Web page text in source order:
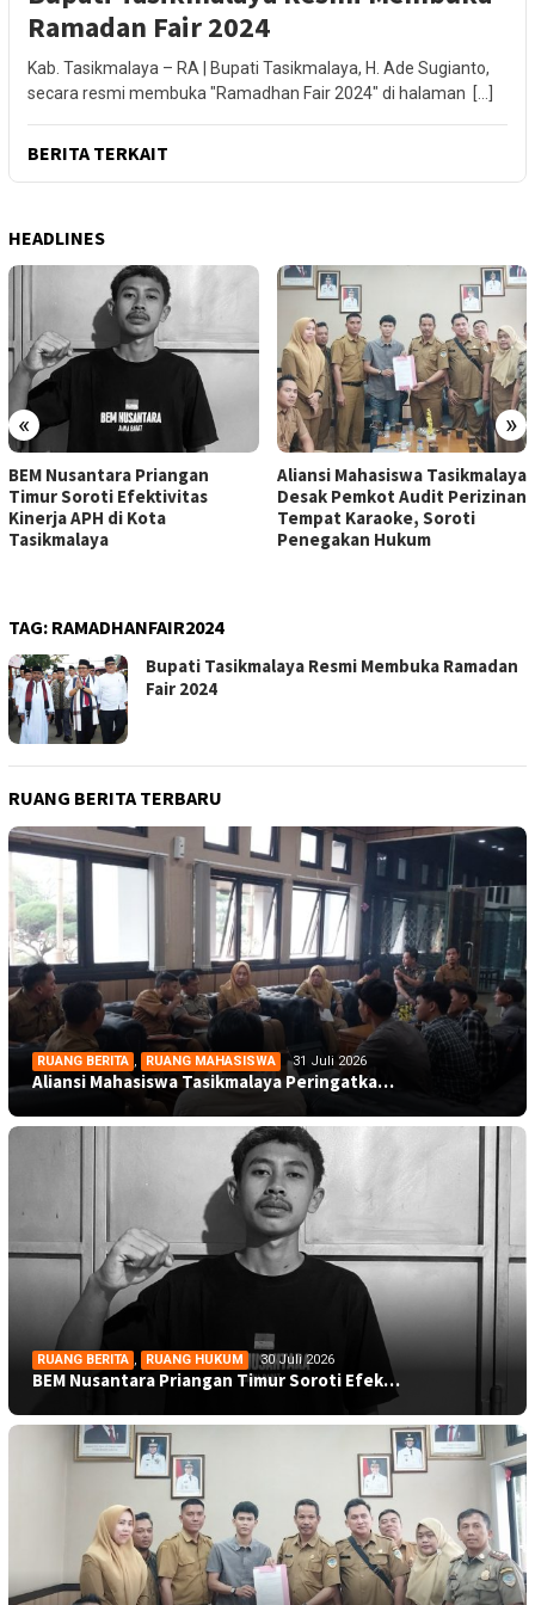
Ramadan Fair 2024
Kab. Tasikmalaya – RA | Bupati Tasikmalaya, H. Ade Sugianto,
secara resmi membuka "Ramadhan Fair 2024" di halaman […]
BERITA TERKAIT
HEADLINES
« »
BEM Nusantara Priangan
Timur Soroti Efektivitas
Kinerja APH di Kota
Tasikmalaya
Aliansi Mahasiswa Tasikmalaya
Desak Pemkot Audit Perizinan
Tempat Karaoke, Soroti
Penegakan Hukum
TAG: RAMADHANFAIR2024
Bupati Tasikmalaya Resmi Membuka Ramadan
Fair 2024
RUANG BERITA TERBARU
RUANG BERITA , RUANG MAHASISWA 31 Juli 2026
Aliansi Mahasiswa Tasikmalaya Peringatka…
RUANG BERITA , RUANG HUKUM 30 Juli 2026
BEM Nusantara Priangan Timur Soroti Efek…